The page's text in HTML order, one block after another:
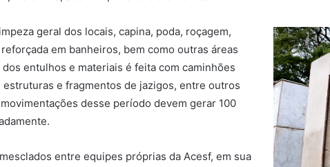
geral dos locais, capina, poda, roçagem,
em banheiros, bem como outras áreas
entulhos e materiais é feita com caminhões
e fragmentos de jazigos, entre outros
desse período devem gerar 100
entre equipes próprias da Acesf, em sua